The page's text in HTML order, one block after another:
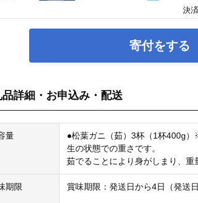
寄付をする
品詳細・お申込み・配送
量
●松葉ガニ（茹）3杯（1杯400g
生の状態での重さです。
茹でることにより身がしまり、重
期限 賞味期限：発送日から4日（発送日
決